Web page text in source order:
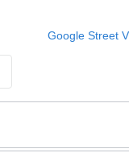
Google Street